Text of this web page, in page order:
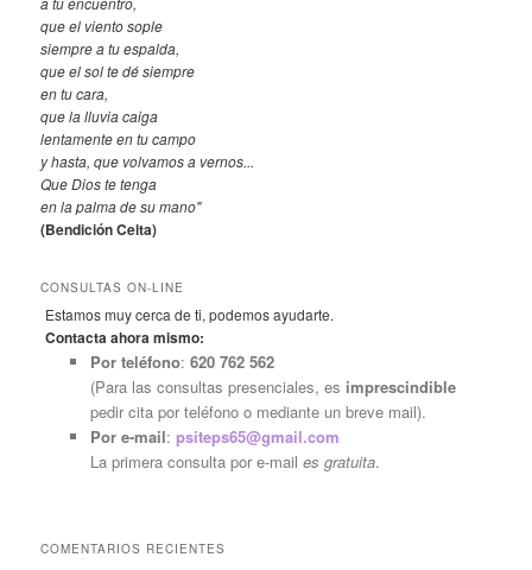
que el viento sople
siempre a tu espalda,
que el sol te dé siempre
en tu cara,
que la lluvia caiga
lentamente en tu campo
y hasta, que volvamos a vernos...
Que Dios te tenga
en la palma de su mano"
(Bendición Celta)
CONSULTAS ON-LINE
Estamos muy cerca de ti, podemos ayudarte.
Contacta ahora mismo:
Por teléfono: 620 762 562
(Para las consultas presenciales, es imprescindible
pedir cita por teléfono o mediante un breve mail).
Por e-mail: psiteps65@gmail.com
La primera consulta por e-mail es gratuita.
COMENTARIOS RECIENTES